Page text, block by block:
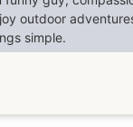
outdoor
simple.